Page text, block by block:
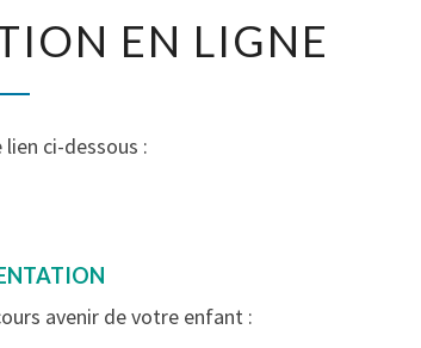
EN LIGNE
ci-dessous :
avenir de votre enfant :